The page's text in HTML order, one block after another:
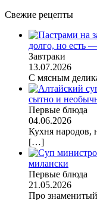
Свежие рецепты
долго, но есть
Завтраки
13.07.2026
С мясным
сытно и
Первые блюда
04.06.2026
Кухня народов,
[…]
милански
Первые блюда
21.05.2026
Про